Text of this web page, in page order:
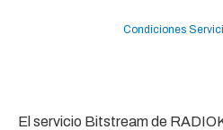
Condiciones
El servicio Bitstream de